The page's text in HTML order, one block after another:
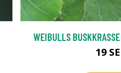
WEIBULLS
19